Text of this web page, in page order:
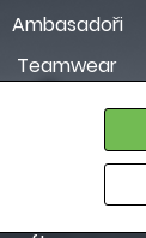
Ambasadoři
Teamwear
Customkolekce